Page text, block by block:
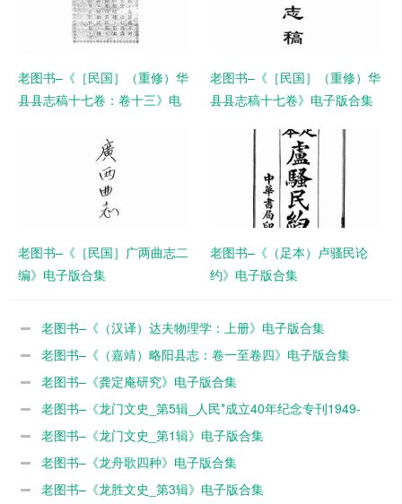
老图书–《［民国］（重修）华
县县志稿十七卷：卷十三》电
老图书–《［民国］（重修）华
县县志稿十七卷》电子版合集
老图书–《［民国］广两曲志二
编》电子版合集
老图书–《（足本）卢骚民论
约》电子版合集
老图书–《（汉译）达夫物理学：上册》电子版合集
老图书–《（嘉靖）略阳县志：卷一至卷四》电子版合集
老图书–《龚定庵研究》电子版合集
老图书–《龙门文史_第5辑_人民*成立40年纪念专刊1949-
1989》电子版合集
老图书–《龙门文史_第1辑》电子版合集
老图书–《龙舟歌四种》电子版合集
老图书–《龙胜文史_第3辑》电子版合集